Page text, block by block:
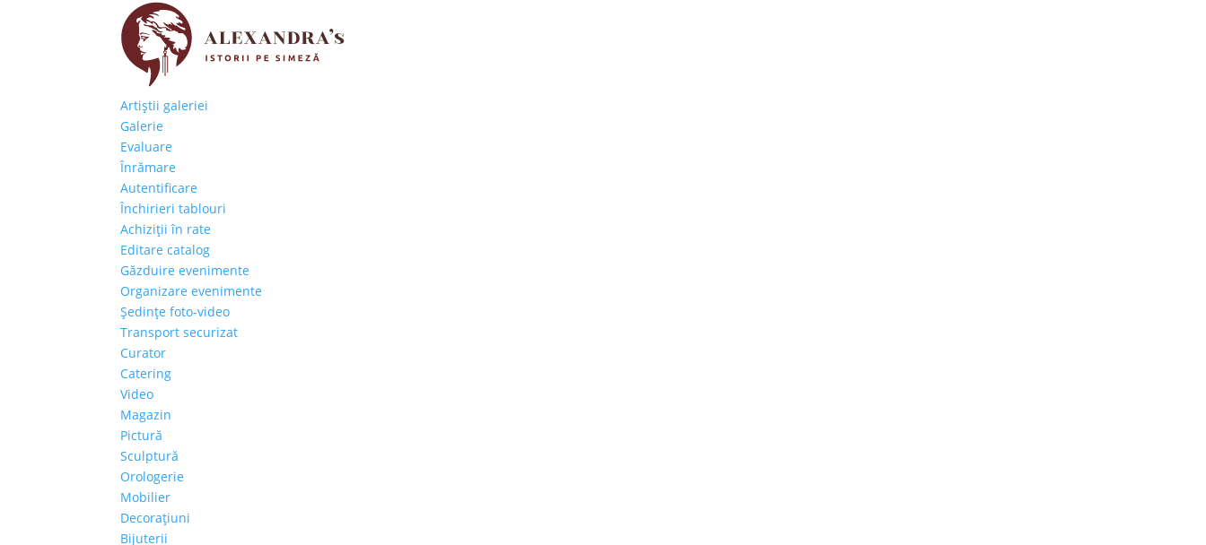
Artiştii galeriei
Galerie
Evaluare
Înrămare
Autentificare
Închirieri tablouri
Achiziţii în rate
Editare catalog
Găzduire evenimente
Organizare evenimente
Şedinţe foto-video
Transport securizat
Curator
Catering
Video
Magazin
Pictură
Sculptură
Orologerie
Mobilier
Decoraţiuni
Bijuterii